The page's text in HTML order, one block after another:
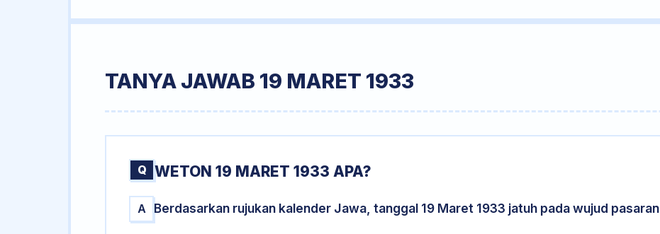
TANYA JAWAB 19 MARET 1933
Q WETON 19 MARET 1933 APA?
A Berdasarkan rujukan kalender Jawa, tanggal 19 Maret 1933 jatuh pada wujud pasaran